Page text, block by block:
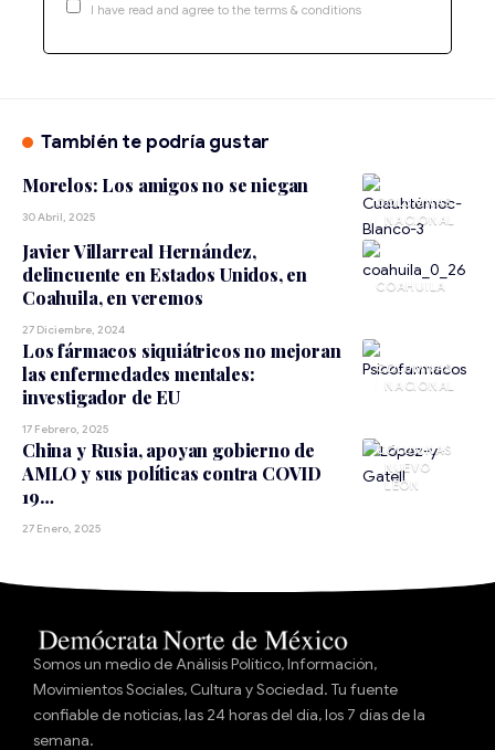
I have read and agree to the terms & conditions
También te podría gustar
COLUMNAS‏
NACIONAL
Morelos: Los amigos no se niegan
30 Abril, 2025
COAHUILA
Javier Villarreal Hernández,
delincuente en Estados Unidos, en
Coahuila, en veremos
27 Diciembre, 2024
COLUMNAS‏
NACIONAL
Los fármacos siquiátricos no mejoran
las enfermedades mentales:
investigador de EU
17 Febrero, 2025
NUEVO
LEÓN
China y Rusia, apoyan gobierno de
AMLO y sus políticas contra COVID
19…
27 Enero, 2025
Somos un medio de Análisis Político, Información,
Movimientos Sociales, Cultura y Sociedad. Tu fuente
confiable de noticias, las 24 horas del día, los 7 días de la
semana.